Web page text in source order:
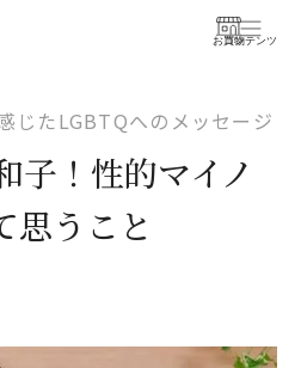
お買物
コンテンツ
じたLGBTQへのメッセージ
子！性的マイノ
思うこと